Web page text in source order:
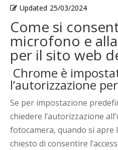
Updated 25/03/2024
Come si
microfono e
per il sito web
Chrome è
l’autorizzazione
Se per impostazione
chiedere l’autorizzazione
fotocamera, quando si apre
chiesto di consentire